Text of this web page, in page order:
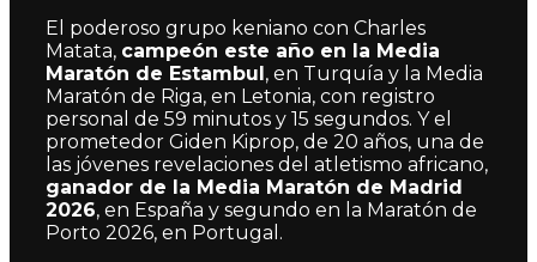
El poderoso grupo keniano con Charles
Matata, campeón este año en la Media
Maratón de Estambul , en Turquía y la Media
Maratón de Riga, en Letonia, con registro
personal de 59 minutos y 15 segundos. Y el
prometedor Giden Kiprop, de 20 años, una de
las jóvenes revelaciones del atletismo africano,
ganador de la Media Maratón de Madrid
2026, en España y segundo en la Maratón de
Porto 2026, en Portugal.